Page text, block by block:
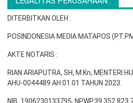
DITERBITKAN OLEH :
POSINDONESIA MEDIA MATAPOS
AKTE NOTARIS :
RIAN ARIAPUTRA, SH, M.Kn, MENTERI
AHU-0044489.AH.01.01 TAHUN 2023.
NIB. 1906230133795,